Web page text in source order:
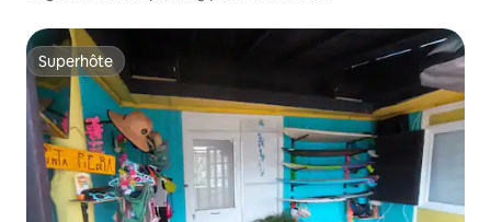
Superhôte
Superhôte